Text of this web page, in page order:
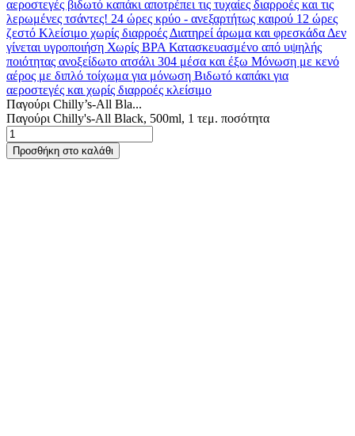
Παγούρι Chilly’s-All Bla...
Παγούρι Chilly's-All Black, 500ml, 1 τεμ. ποσότητα
Προσθήκη στο καλάθι